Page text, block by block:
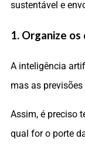
sustentável e
1. Organize os
A inteligência
mas as
Assim, é preciso
qual for o porte